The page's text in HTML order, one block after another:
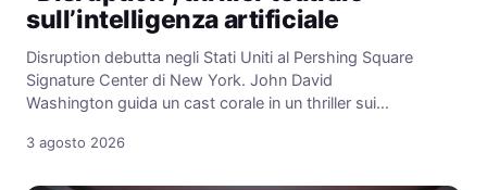
sull’intelligenza artificiale
Disruption debutta negli Stati Uniti al Pershing Square
Signature Center di New York. John David
Washington guida un cast corale in un thriller sui…
3 agosto 2026